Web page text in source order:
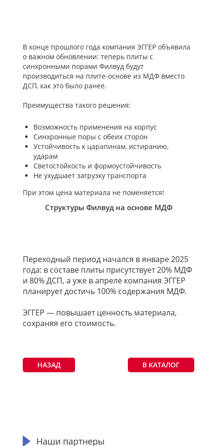
В конце прошлого года компания ЭГГЕР объявила
о важном обновлении: теперь плиты с
синхронными порами Филвуд будут
производиться на плите-основе из МДФ вместо
ДСП, как это было ранее.
Преимущества такого решения:
Возможность применения на корпус
Синхронные поры с обеих сторон
Устойчивость к царапинам, истиранию,
ударам
Светостойкость и формоустойчивость
Не ухудшает загрузку транспорта
При этом цена материала не поменяется!
Структуры Филвуд на основе МДФ
Переходный период начался в январе 2025
года: в составе плиты присутствует 20% МДФ
и 80% ДСП, а уже в апреле компания ЭГГЕР
планирует достичь 100% содержания МДФ.
ЭГГЕР — повышает ценность материала,
сохраняя его стоимость.
НАЗАД В КАТАЛОГ
Наши партнеры